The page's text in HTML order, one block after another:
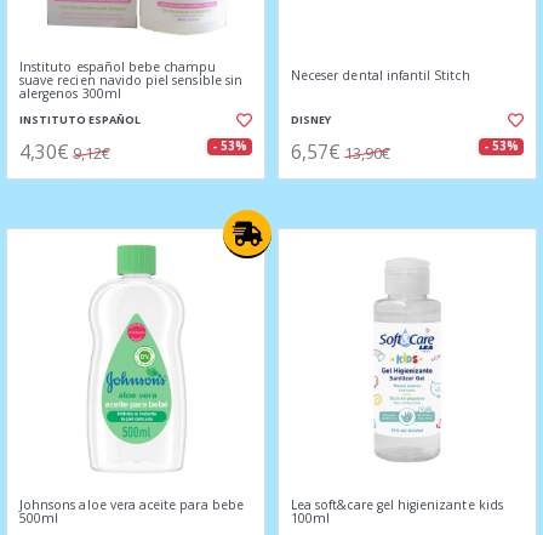
Instituto español bebe champu
suave recien navido piel sensible sin
alergenos 300ml
INSTITUTO ESPAÑOL
4,30€ 9,12€ - 53%
Neceser dental infantil Stitch
DISNEY
6,57€ 13,90€ - 53%
Johnsons aloe vera aceite para bebe
500ml
Lea soft&care gel higienizante kids
100ml